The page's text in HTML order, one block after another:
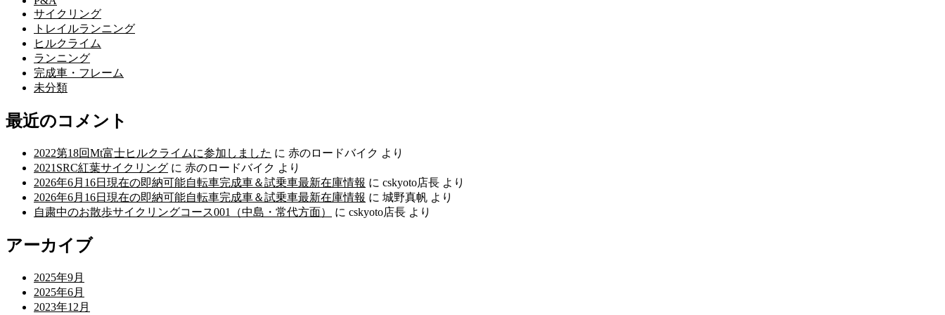
サイクリング
トレイルランニング
ヒルクライム
ランニング
完成車・フレーム
未分類
最近のコメント
2022第18回Mt富士ヒルクライムに参加しました に 赤のロードバイク より
2021SRC紅葉サイクリング に 赤のロードバイク より
2026年6月16日現在の即納可能自転車完成車＆試乗車最新在庫情報 に cskyoto店長 より
2026年6月16日現在の即納可能自転車完成車＆試乗車最新在庫情報 に 城野真帆 より
自粛中のお散歩サイクリングコース001（中島・常代方面）
に cskyoto店長 より
アーカイブ
2025年9月
2025年6月
2023年12月